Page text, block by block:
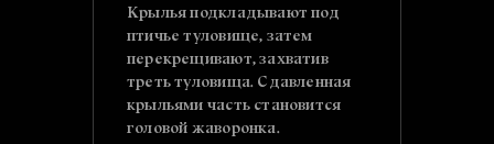
Крылья подкладывают под
птичье туловище, затем
перекрещивают, захватив
треть туловища. Сдавленная
крыльями часть становится
головой жаворонка.